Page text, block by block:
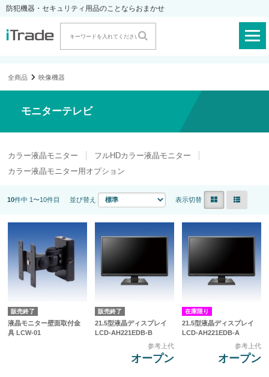
防犯機器・セキュリティ用品のことならおまかせ
全商品 映像機器
モニターテレビ
カラー液晶モニター
フルHDカラー液晶モニター
カラー液晶モニター用オプション
10件中 1〜10件目 並び替え 表示切替
販売終了
液晶モニター壁面取付金
具 LCW-01
販売終了
21.5型液晶ディスプレイ
LCD-AH221EDB-B
参考上代
オープン
在庫限り
21.5型液晶ディスプレイ
LCD-AH221EDB-A
参考上代
オープン